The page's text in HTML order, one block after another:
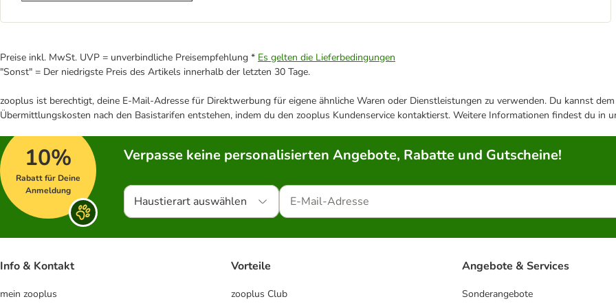
Preise inkl. MwSt. UVP = unverbindliche Preisempfehlung * Es gelten die Lieferbedingungen
"Sonst" = Der niedrigste Preis des Artikels innerhalb der letzten 30 Tage.
zooplus ist berechtigt, deine E-Mail-Adresse für Direktwerbung für eigene ähnliche Waren oder Dienstleistungen zu verwenden. Du kannst
Übermittlungskosten nach den Basistarifen entstehen, indem du den zooplus Kundenservice kontaktierst. Weitere Informationen findest du in
10%
Rabatt für Deine
Anmeldung
Verpasse keine personalisierten Angebote, Rabatte und Gutscheine!
Haustierart auswählen
Info & Kontakt
mein zooplus
Vorteile
zooplus Club
Angebote & Services
Sonderangebote